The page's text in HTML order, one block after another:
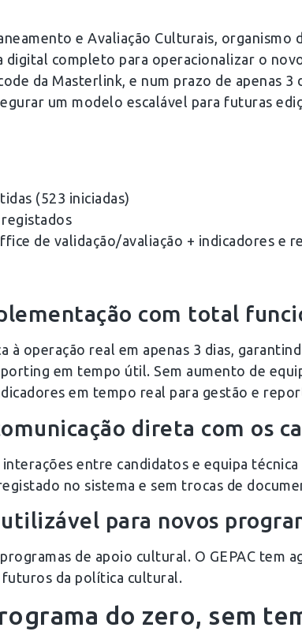
e Avaliação Culturais,
digital completo para operacionalizar o
da Masterlink, e num prazo de apenas
um modelo escalável para futuras
(523 iniciadas)
de validação/avaliação + indicadores e
com total
à operação real em apenas 3 dias,
em tempo útil. Sem aumento de
em tempo real para gestão e
direta com os
entre candidatos e equipa
no sistema e sem trocas de
para novos
de apoio cultural. O GEPAC
futuros da política cultural.
do zero, sem